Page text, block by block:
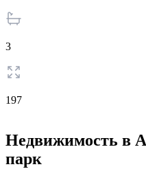
3
197
Недвижимость в
парк